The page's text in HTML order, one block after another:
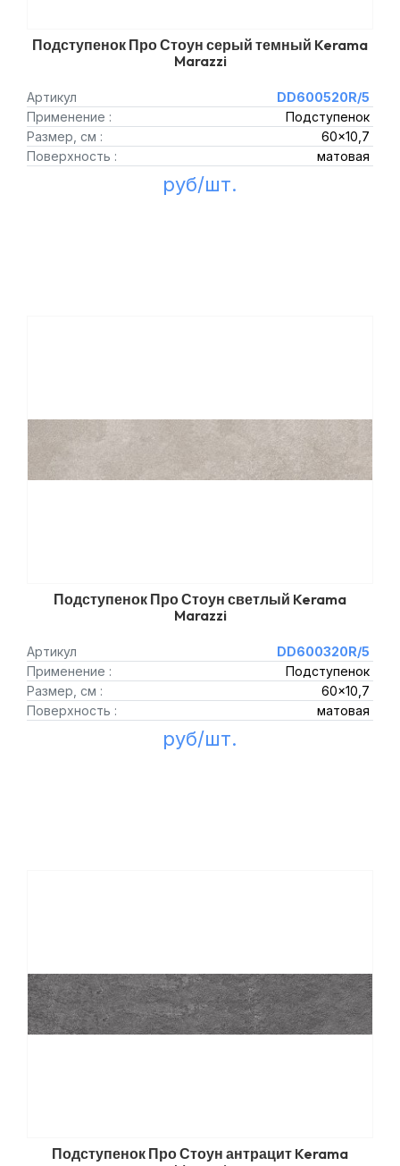
Подступенок Про Стоун серый темный Kerama
Marazzi
Артикул
DD600520R/5
Применение :
Подступенок
Размер, см :
60x10,7
Поверхность :
матовая
руб/шт.
Подступенок Про Стоун светлый Kerama
Marazzi
Артикул
DD600320R/5
Применение :
Подступенок
Размер, см :
60x10,7
Поверхность :
матовая
руб/шт.
Подступенок Про Стоун антрацит Kerama